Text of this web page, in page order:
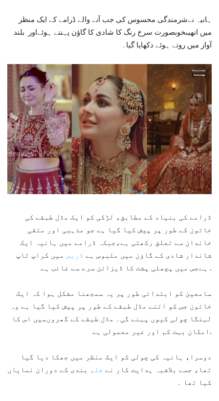
ہانیہ نےشرمندگی محسوس کی جب آنے والے ڈرامے کے ایک منظر
میں انھیںخوبصورت سرخ رنگ کا شادی کا گاؤن پہننے ہوئےاور بلند
آواز میں روتے ہوئے دکھایا گیا۔
ڈرامے کی بنیاد کے مطابق، لڑکی کو ایک مڈل طبقے کی
خاتون کے طور پر پیش کیا گیا ہے جو مذہبی اور متقی
خاندان سے تعلق رکھتی ہے،جبکہ ڈرامے میں ہانیہ ایک
شاندار شادی کے گاؤن میں ملبوس ہے ڈریس میں کراپ ٹاپ
ہےجس میں پچھلی پشت کا ڈیزائن سرے سے غائب ہے .
سامعین کو ابتدائی طور پر یہ سمجھنا مشکل ہوا کہ ایک
خاتون جس کو اتنے مڈل طبقے کے طور پر پیش کیا گیا ہے وہ
لہنگا چولی کیوں پہنے گی۔ مڈل طبقے کے گھروںمیں اس کا
امکان بہت کم اور غیر معمولی ہے.
دوسرا، ہانیہ کی چولی کو ایک منظر میں جھکا دیا گیا
تھا، جسے بلاشبہ ہدایت کار نے فلم بندی کے دوران نمایاں
کیا تھا ۔